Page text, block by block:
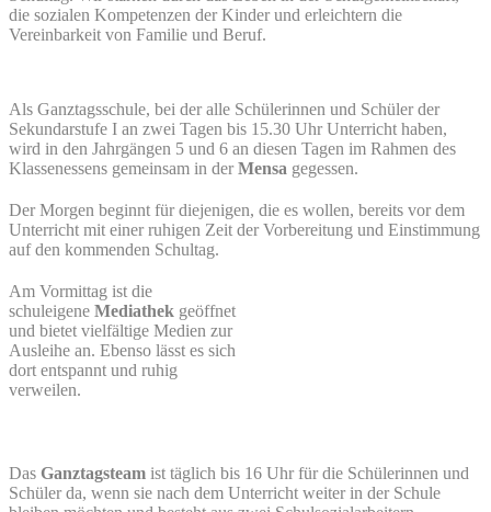
die sozialen Kompetenzen der Kinder und erleichtern die
Vereinbarkeit von Familie und Beruf.
Als Ganztagsschule, bei der alle Schülerinnen und Schüler der
Sekundarstufe I an zwei Tagen bis 15.30 Uhr Unterricht haben,
wird in den Jahrgängen 5 und 6 an diesen Tagen im Rahmen des
Klassenessens gemeinsam in der Mensa gegessen.
Der Morgen beginnt für diejenigen, die es wollen, bereits vor dem
Unterricht mit einer ruhigen Zeit der Vorbereitung und Einstimmung
auf den kommenden Schultag.
Am Vormittag ist die
schuleigene Mediathek geöffnet
und bietet vielfältige Medien zur
Ausleihe an. Ebenso lässt es sich
dort entspannt und ruhig
verweilen.
Das Ganztagsteam ist täglich bis 16 Uhr für die Schülerinnen und
Schüler da, wenn sie nach dem Unterricht weiter in der Schule